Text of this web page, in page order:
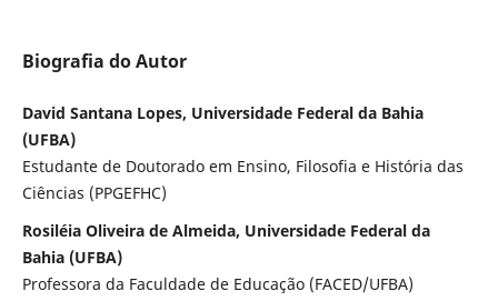
Biografia do Autor
David Santana Lopes, Universidade Federal da Bahia
(UFBA)
Estudante de Doutorado em Ensino, Filosofia e História das
Ciências (PPGEFHC)
Rosiléia Oliveira de Almeida, Universidade Federal da
Bahia (UFBA)
Professora da Faculdade de Educação (FACED/UFBA)